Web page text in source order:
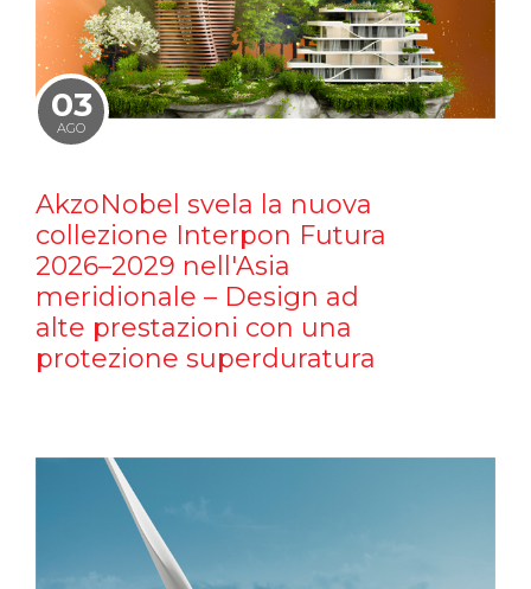
03
AGO
AkzoNobel svela la nuova
collezione Interpon Futura
2026–2029 nell'Asia
meridionale – Design ad
alte prestazioni con una
protezione superduratura